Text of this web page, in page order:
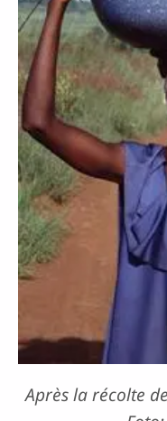
Après la récolte